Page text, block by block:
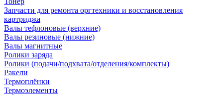
Запчасти для ремонта оргтехники и восстановления
картриджа
Валы тефлоновые (верхние)
Валы резиновые (нижние)
Валы магнитные
Ролики заряда
Ролики (подачи/подхвата/отделения/комплекты)
Ракели
Термоплёнки
Термоэлементы